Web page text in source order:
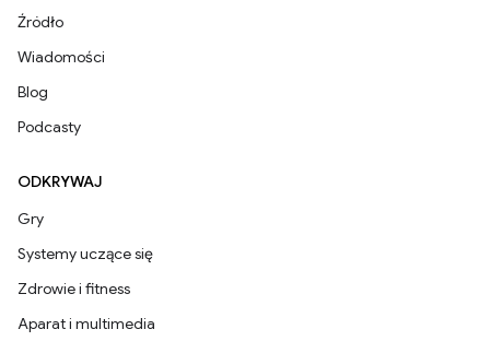
Źródło
Wiadomości
Blog
Podcasty
ODKRYWAJ
Gry
Systemy uczące się
Zdrowie i fitness
Aparat i multimedia